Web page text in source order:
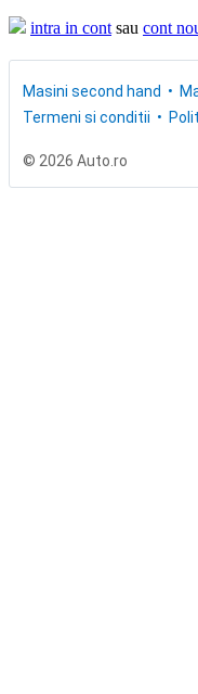
intra in cont sau cont
Masini second hand
Termeni si conditii
© 2026 Auto.ro